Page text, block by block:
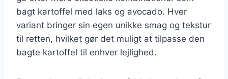
bagt kartoffel med laks og avocado. Hver
variant bringer sin egen unikke smag og tekstur
til retten, hvilket gør det muligt at tilpasse den
bagte kartoffel til enhver lejlighed.